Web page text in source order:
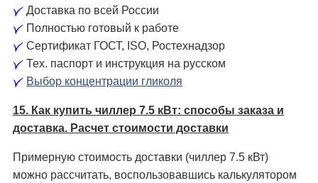
Доставка по всей России
Полностью готовый к работе
Сертификат ГОСТ, ISO, Ростехнадзор
Тех. паспорт и инструкция на русском
Выбор концентрации гликоля
15. Как купить чиллер 7.5 кВт: способы заказа и
доставка. Расчет стоимости доставки
Примерную стоимость доставки (чиллер 7.5 кВт)
можно рассчитать, воспользовавшись калькулятором